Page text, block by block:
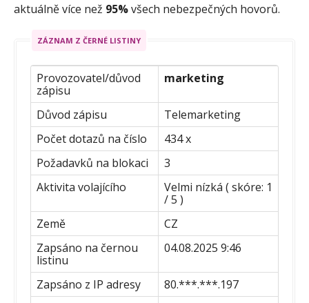
aktuálně více než 95%všech nebezpečných hovorů.
ZÁZNAM Z ČERNÉ LISTINY
Provozovatel/důvod
zápisu
marketing
Důvod zápisu
Telemarketing
Počet dotazů na číslo
434 x
Požadavků na blokaci
3
Aktivita volajícího
Velmi nízká ( skóre: 1
/ 5 )
Země
CZ
Zapsáno na černou
listinu
04.08.2025 9:46
Zapsáno z IP adresy
80.***.***.197